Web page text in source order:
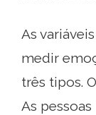
As
medir
três tipos.
As